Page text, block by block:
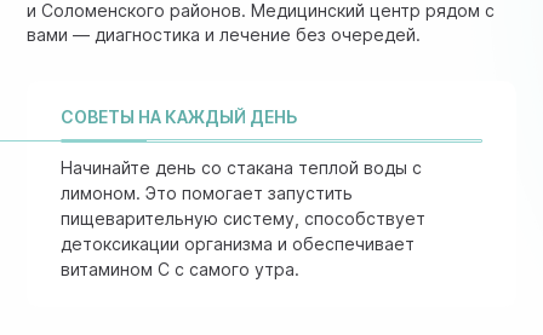
и Соломенского районов. Медицинский центр рядом с
вами — диагностика и лечение без очередей.
СОВЕТЫ НА КАЖДЫЙ ДЕНЬ
Начинайте день со стакана теплой воды с
лимоном. Это помогает запустить
пищеварительную систему, способствует
детоксикации организма и обеспечивает
витамином C с самого утра.